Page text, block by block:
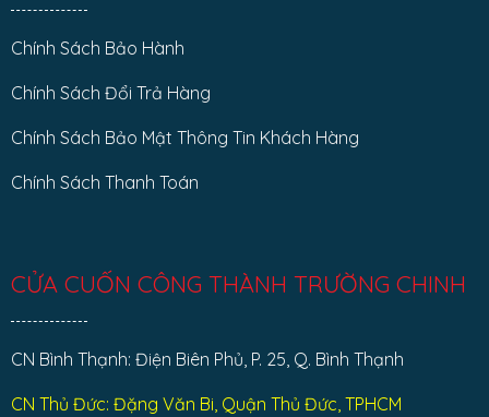
Chính Sách Bảo Hành
Chính Sách Đổi Trả Hàng
Chính Sách Bảo Mật Thông Tin Khách Hàng
Chính Sách Thanh Toán
CỬA CUỐN CÔNG THÀNH TRƯỜNG CHINH
CN Bình Thạnh: Điện Biên Phủ, P. 25, Q. Bình Thạnh
CN Thủ Đức: Đặng Văn Bi, Quận Thủ Đức, TPHCM